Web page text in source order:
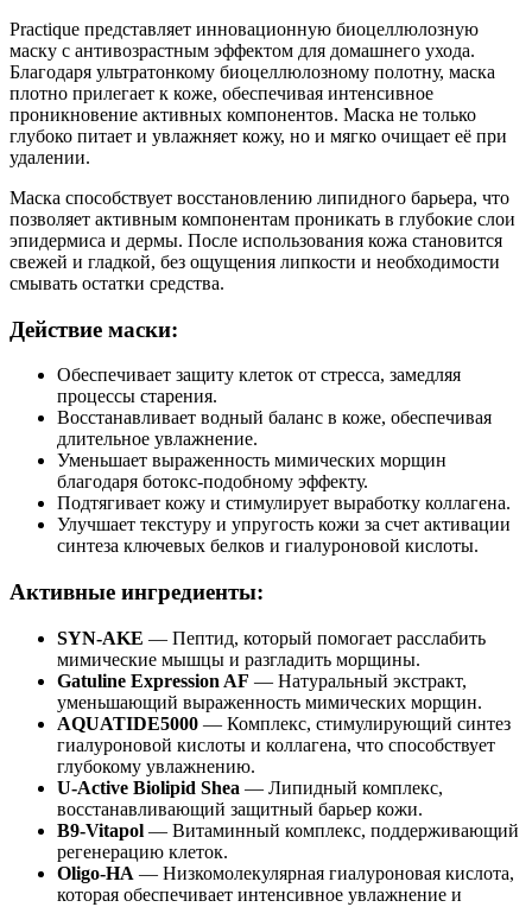
Practique представляет инновационную биоцеллюлозную
маску с антивозрастным эффектом для домашнего ухода.
Благодаря ультратонкому биоцеллюлозному полотну, маска
плотно прилегает к коже, обеспечивая интенсивное
проникновение активных компонентов. Маска не только
глубоко питает и увлажняет кожу, но и мягко очищает её при
удалении.
Маска способствует восстановлению липидного барьера, что
позволяет активным компонентам проникать в глубокие слои
эпидермиса и дермы. После использования кожа становится
свежей и гладкой, без ощущения липкости и необходимости
смывать остатки средства.
Действие маски:
Обеспечивает защиту клеток от стресса, замедляя
процессы старения.
Восстанавливает водный баланс в коже, обеспечивая
длительное увлажнение.
Уменьшает выраженность мимических морщин
благодаря ботокс-подобному эффекту.
Подтягивает кожу и стимулирует выработку коллагена.
Улучшает текстуру и упругость кожи за счет активации
синтеза ключевых белков и гиалуроновой кислоты.
Активные ингредиенты:
SYN-AKE — Пептид, который помогает расслабить
мимические мышцы и разгладить морщины.
Gatuline Expression AF — Натуральный экстракт,
уменьшающий выраженность мимических морщин.
AQUATIDE5000 — Комплекс, стимулирующий синтез
гиалуроновой кислоты и коллагена, что способствует
глубокому увлажнению.
U-Active Biolipid Shea — Липидный комплекс,
восстанавливающий защитный барьер кожи.
B9-Vitapol — Витаминный комплекс, поддерживающий
регенерацию клеток.
Oligo-HA — Низкомолекулярная гиалуроновая кислота,
которая обеспечивает интенсивное увлажнение и